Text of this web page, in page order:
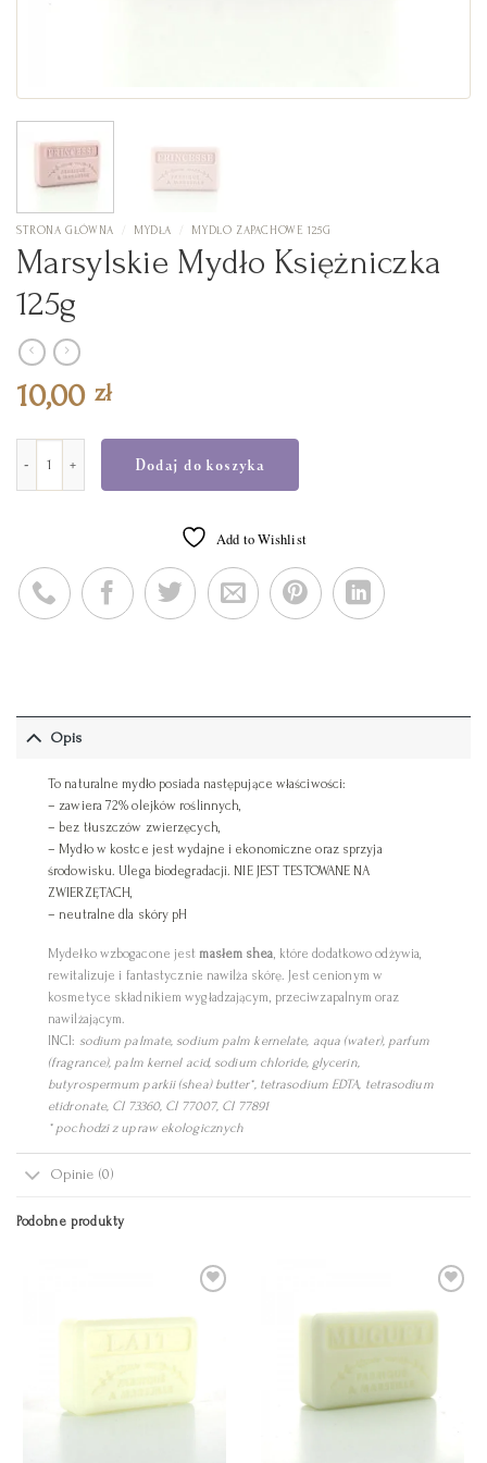
STRONA GŁÓWNA MYDŁA MYDŁO ZAPACHOWE 125G
Marsylskie Mydło Księżniczka
125g
10,00 zł
ilość Marsylskie Mydło Księżniczka 125g
Dodaj do koszyka
Add to Wishlist
Opis
To naturalne mydło posiada następujące właściwości:
– zawiera 72% olejków roślinnych,
– bez tłuszczów zwierzęcych,
– Mydło w kostce jest wydajne i ekonomiczne oraz sprzyja
środowisku. Ulega biodegradacji. NIE JEST TESTOWANE NA
ZWIERZĘTACH,
– neutralne dla skóry pH
Mydełko wzbogacone jestmasłem shea, które dodatkowo odżywia,
rewitalizuje i fantastycznie nawilża skórę. Jest cenionym w
kosmetyce składnikiem wygładzającym, przeciwzapalnym oraz
nawilżającym.
INCI: sodium palmate, sodium palm kernelate, aqua (water), parfum
(fragrance), palm kernel acid, sodium chloride, glycerin,
butyrospermum parkii (shea) butter*, tetrasodium EDTA, tetrasodium
etidronate, CI 73360, CI 77007, CI 77891
* pochodzi z upraw ekologicznych
Opinie (0)
Podobne produkty